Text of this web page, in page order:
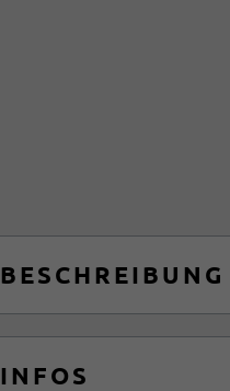
BESCHREIBUNG
INFOS